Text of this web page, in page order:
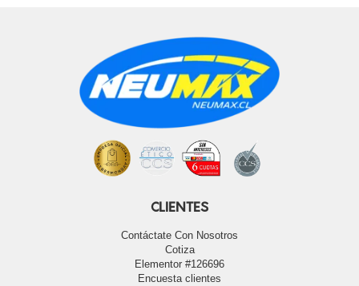
CLIENTES
Contáctate Con Nosotros
Cotiza
Elementor #126696
Encuesta clientes